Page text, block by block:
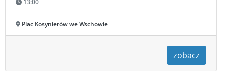
13:00
Plac Kosynierów we Wschowie
zobacz